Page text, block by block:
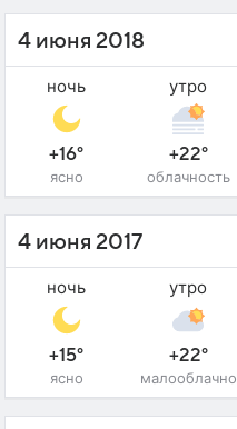
4 июня 2018
ночь
+16°
ясно
утро
+22°
облачность
4 июня 2017
ночь
+15°
ясно
утро
+22°
малооблачно